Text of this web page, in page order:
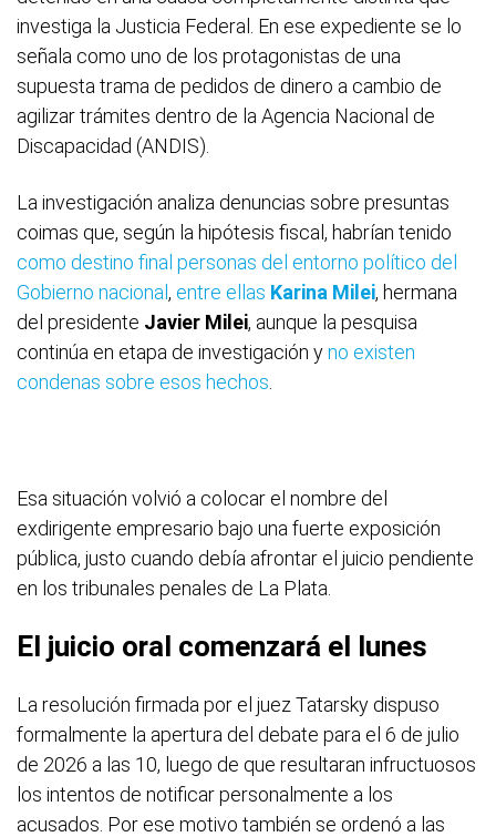
investiga la Justicia Federal. En ese expediente se lo
señala como uno de los protagonistas de una
supuesta trama de pedidos de dinero a cambio de
agilizar trámites dentro de la Agencia Nacional de
Discapacidad (ANDIS).
La investigación analiza denuncias sobre presuntas
coimas que, según la hipótesis fiscal, habrían tenido
como destino final personas del entorno político del
Gobierno nacional , entre ellas Karina Milei, hermana
del presidente Javier Milei, aunque la pesquisa
continúa en etapa de investigación yno existen
condenas sobre esos hechos
Esa situación volvió a colocar el nombre del
exdirigente empresario bajo una fuerte exposición
pública, justo cuando debía afrontar el juicio pendiente
en los tribunales penales de La Plata.
El juicio oral comenzará el lunes
La resolución firmada por el juez Tatarsky dispuso
formalmente la apertura del debate para el 6 de julio
de 2026 a las 10, luego de que resultaran infructuosos
los intentos de notificar personalmente a los
acusados. Por ese motivo también se ordenó a las